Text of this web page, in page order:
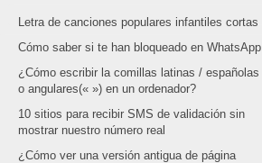
Letra de canciones populares infantiles cortas
Cómo saber si te han bloqueado en WhatsApp
¿Cómo escribir la comillas latinas / españolas
o angulares(« ») en un ordenador?
10 sitios para recibir SMS de validación sin
mostrar nuestro número real
¿Cómo ver una versión antigua de página